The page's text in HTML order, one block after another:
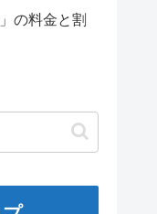
の料金と割